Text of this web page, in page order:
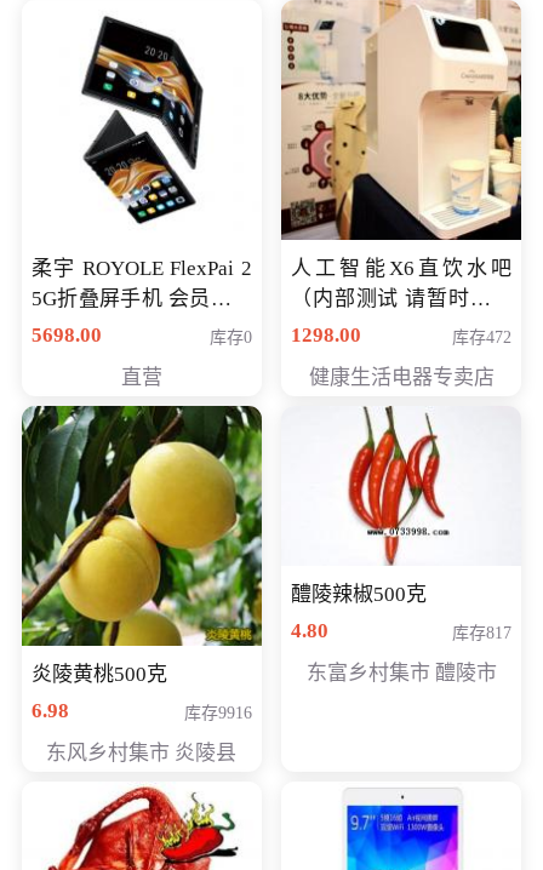
柔宇 ROYOLE FlexPai 2
5G折叠屏手机 会员专享
购买价格 4998元
5698.00 库存0
直营
人工智能X6直饮水吧
（内部测试 请暂时不要
购买）
1298.00 库存472
健康生活电器专卖店
炎陵黄桃500克
6.98
库存9916
东风乡村集市 炎陵县
醴陵辣椒500克
4.80
库存817
东富乡村集市 醴陵市